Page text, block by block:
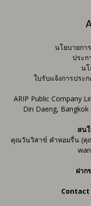
นโยบายกา
ประก
นโ
ใบรับแจ้งการประ
ARIP Public Company
Din Daeng, Bangkok
สน
คุณวันวิสาข์ คำหอมรื่น (คุ
ฝาก
Contact